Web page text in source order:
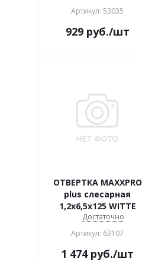
Артикул: 53035
929руб./шт
ОТВЕРТКА MAXXPRO
plus cлесарная
1,2х6,5х125 WITTE
Достаточно
Артикул: 63107
1 474руб./шт